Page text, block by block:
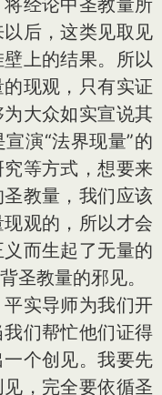
经论中圣教量所
后，这类见取见
上的结果。所以
现观，只有实证
大众如实宣说其
演“法界现量”的
等方式，想要来
教量，我们应该
观的，所以才会
而生起了无量的
圣教量的邪见。
实导师为我们开
们帮忙他们证得
个创见。我要先
，完全要依循圣